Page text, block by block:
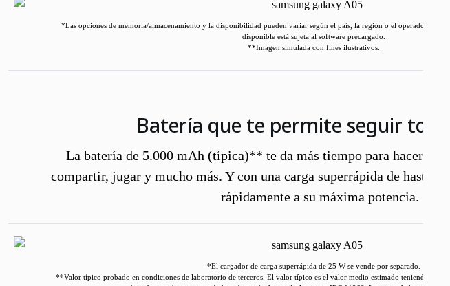
*Las opciones de memoria/almacenamiento y la disponibilidad pueden variar según el país, la región o el operador. La
disponible está sujeta al software precargado.
**Imagen simulada con fines ilustrativos.
Batería que te permite seguir
La batería de 5.000 mAh (típica)** te da más tiempo para hacer lo
compartir, jugar y mucho más. Y con una carga superrápida de hasta
rápidamente a su máxima potencia.
*El cargador de carga superrápida de 25 W se vende por separado.
**Valor típico probado en condiciones de laboratorio de terceros. El valor típico es el valor medio estimado teniendo en